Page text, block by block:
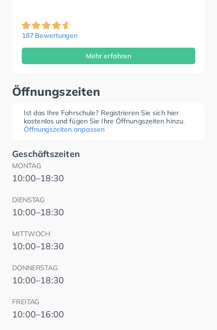
187 Bewertungen
Mehr erfahren
Öffnungszeiten
Ist das Ihre Fahrschule? Registrieren Sie sich hier
kostenlos und fügen Sie Ihre Öffnungszeiten hinzu.
Öffnungszeiten anpassen
Geschäftszeiten
MONTAG
10:00–18:30
DIENSTAG
10:00–18:30
MITTWOCH
10:00–18:30
DONNERSTAG
10:00–18:30
FREITAG
10:00–16:00